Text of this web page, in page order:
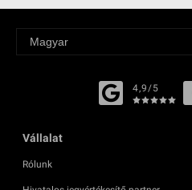
4,9/5
Vállalat
Rólunk